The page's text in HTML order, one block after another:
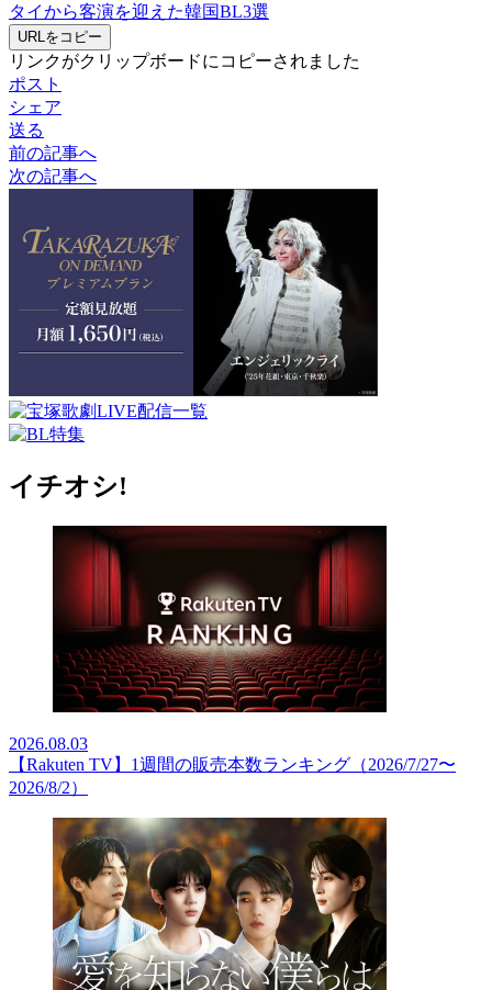
タイから客演を迎えた韓国BL3選
URLをコピー
リンクがクリップボードにコピーされました
ポスト
シェア
送る
前の記事へ
次の記事へ
イチオシ!
2026.08.03
【Rakuten TV】1週間の販売本数ランキング（2026/7/27〜
2026/8/2）